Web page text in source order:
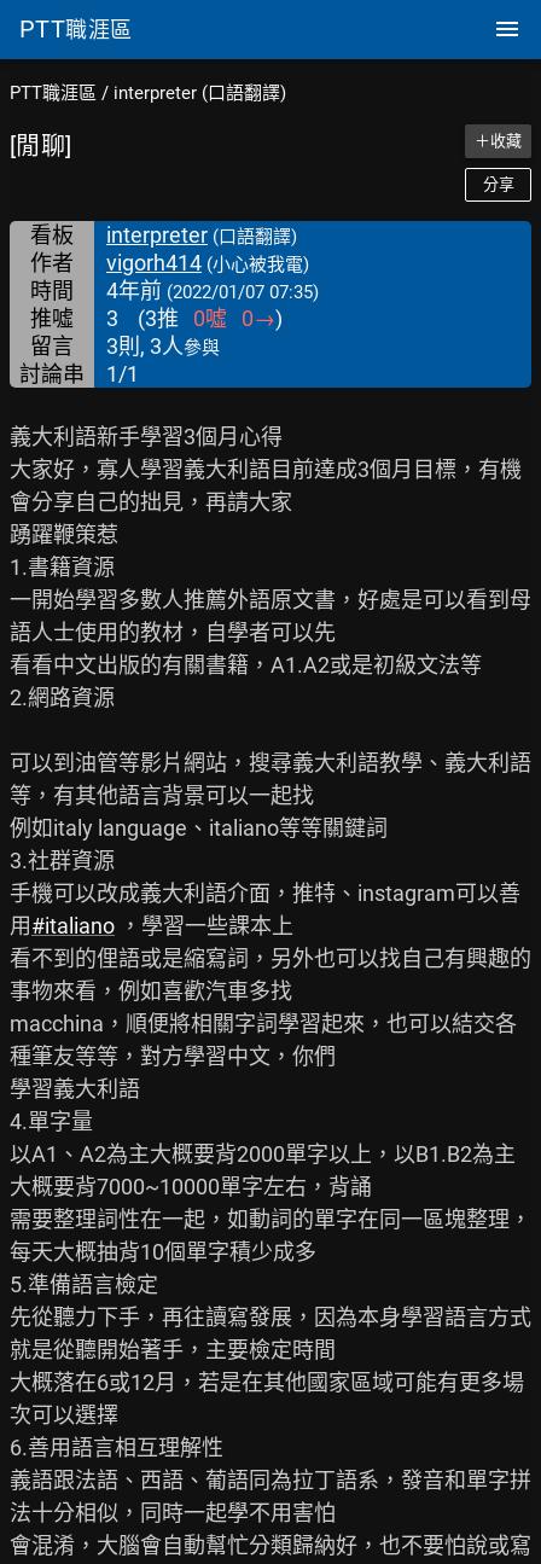
PTT職涯區
PTT職涯區 / interpreter (口語翻譯)
[閒聊] ＋收藏
分享
看板 interpreter (口語翻譯)
作者 vigorh414 (小心被我電)
時間 4年前 (2022/01/07 07:35)
推噓 3 (3推 0噓 0→)
留言
3則, 3人參與
討論串 1/1
義大利語新手學習3個月心得
大家好，寡人學習義大利語目前達成3個月目標，有機
會分享自己的拙見，再請大家
踴躍鞭策惹
1.書籍資源
一開始學習多數人推薦外語原文書，好處是可以看到母
語人士使用的教材，自學者可以先
看看中文出版的有關書籍，A1.A2或是初級文法等
2.網路資源
可以到油管等影片網站，搜尋義大利語教學、義大利語
等，有其他語言背景可以一起找
例如italy language、italiano等等關鍵詞
3.社群資源
手機可以改成義大利語介面，推特、instagram可以善
用#italiano ，學習一些課本上
看不到的俚語或是縮寫詞，另外也可以找自己有興趣的
事物來看，例如喜歡汽車多找
macchina，順便將相關字詞學習起來，也可以結交各
種筆友等等，對方學習中文，你們
學習義大利語
4.單字量
以A1、A2為主大概要背2000單字以上，以B1.B2為主
大概要背7000~10000單字左右，背誦
需要整理詞性在一起，如動詞的單字在同一區塊整理，
每天大概抽背10個單字積少成多
5.準備語言檢定
先從聽力下手，再往讀寫發展，因為本身學習語言方式
就是從聽開始著手，主要檢定時間
大概落在6或12月，若是在其他國家區域可能有更多場
次可以選擇
6.善用語言相互理解性
義語跟法語、西語、葡語同為拉丁語系，發音和單字拼
法十分相似，同時一起學不用害怕
會混淆，大腦會自動幫忙分類歸納好，也不要怕說或寫